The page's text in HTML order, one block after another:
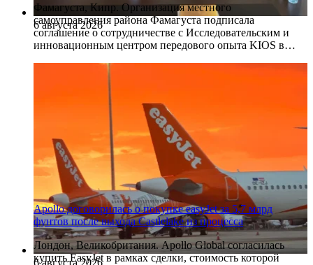
6 августа 2026
Фамагуста, Кипр. Организация местного
самоуправления района Фамагуста подписала
соглашение о сотрудничестве с Исследовательским и
инновационным центром передового опыта KIOS в…
6 августа 2026
Apollo договорилась о покупке easyJet за 5,7 млрд
фунтов после выхода Castlelake из процесса
Лондон, Великобритания. Apollo Global согласилась
купить EasyJet в рамках сделки, стоимость которой